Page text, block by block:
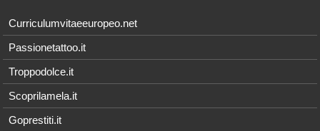
Curriculumvitaeeuropeo.net
Passionetattoo.it
Troppodolce.it
Scoprilamela.it
Goprestiti.it